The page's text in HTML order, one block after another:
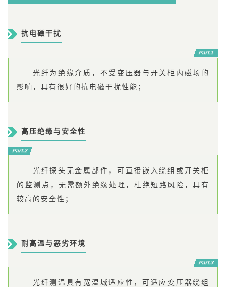
抗电磁干扰
Part.1
光纤为绝缘介质，不受变压器与开关柜内磁场的
影响，具有很好的抗电磁干扰性能；
高压绝缘与安全性
Part.2
光纤探头无金属部件，可直接嵌入绕组或开关柜
的监测点，无需额外绝缘处理，杜绝短路风险，具有
较高的安全性；
耐高温与恶劣环境
Part.3
光纤测温具有宽温域适应性，可适应变压器绕组